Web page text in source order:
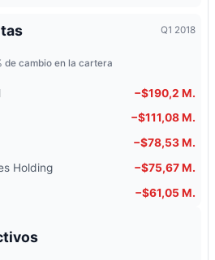
Q1 2018
de cambio en la cartera
−$190,2 M.
−$111,08 M.
−$78,53 M.
Holding
−$75,67 M.
−$61,05 M.